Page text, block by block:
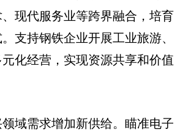
现代服务业等跨界融合，培育
支持钢铁企业开展工业旅游、
化经营，实现资源共享和价值
域需求增加新供给。瞄准电子